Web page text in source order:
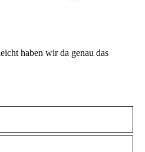
haben wir da genau das